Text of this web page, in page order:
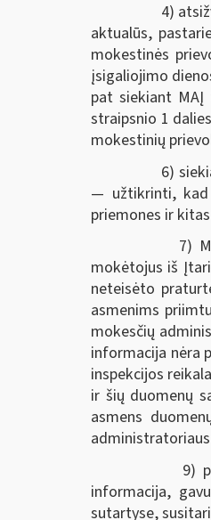
4)
aktualūs,
mokestinės
įsigaliojimo
pat siekiant MAĮ
straipsnio 1
mokestinių
6)
— užtikrinti, kad
priemones ir
7) MAĮ
mokėtojus iš
neteisėto
asmenims
mokesčių
informacija nėra
inspekcijos
ir šių duomenų
asmens
9)
informacija,
sutartyse,